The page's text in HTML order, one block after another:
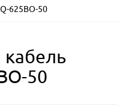
625BO-50
50